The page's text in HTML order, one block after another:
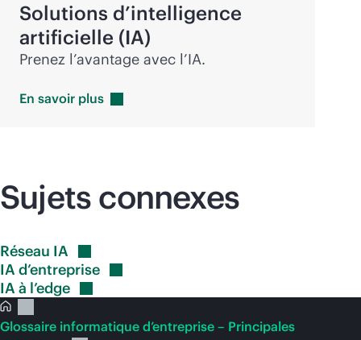
Solutions d’intelligence
artificielle (IA)
Prenez l’avantage avec l’IA.
En savoir plus
Sujets connexes
Réseau IA
IA d’entreprise
IA à l’edge
Glossaire informatique d’entreprise – Principales